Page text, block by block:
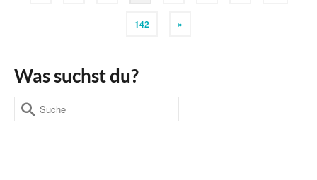
142 »
Was suchst du?
Suche
nach: